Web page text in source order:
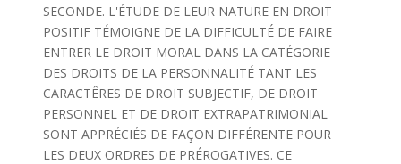
SECONDE. L'ÉTUDE DE LEUR NATURE EN DROIT
POSITIF TÉMOIGNE DE LA DIFFICULTÉ DE FAIRE
ENTRER LE DROIT MORAL DANS LA CATÉGORIE
DES DROITS DE LA PERSONNALITÉ TANT LES
CARACTÊRES DE DROIT SUBJECTIF, DE DROIT
PERSONNEL ET DE DROIT EXTRAPATRIMONIAL
SONT APPRÉCIÉS DE FAÇON DIFFÉRENTE POUR
LES DEUX ORDRES DE PRÉROGATIVES. CE